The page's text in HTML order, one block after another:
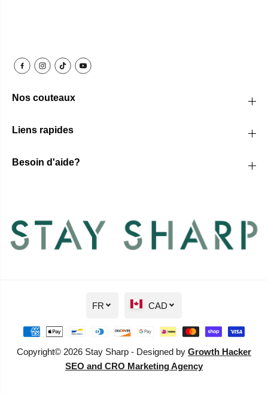
Nos couteaux
Liens rapides
Besoin d'aide?
Copyright© 2026 Stay Sharp - Designed by Growth Hacker
SEO and CRO Marketing Agency
FR CAD